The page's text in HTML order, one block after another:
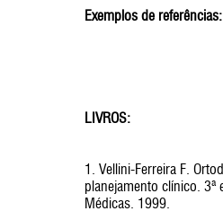
Exemplos de referências:
LIVROS:
1. Vellini-Ferreira F.
planejamento clínico. 3ª
Médicas. 1999.